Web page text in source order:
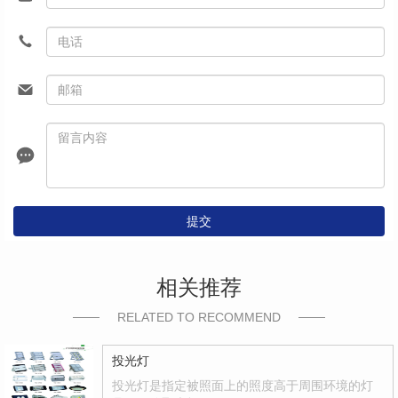
提交
相关推荐
RELATED TO RECOMMEND
投光灯
投光灯是指定被照面上的照度高于周围环境的灯